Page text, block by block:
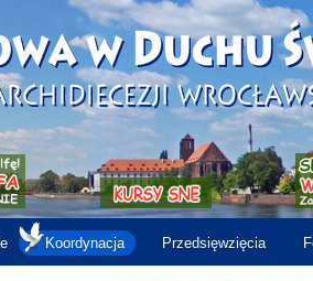
Koordynacja Przedsięwzięcia